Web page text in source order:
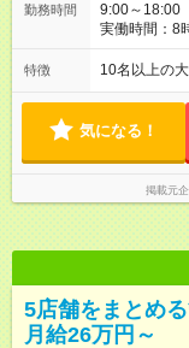
勤務時間
9:00～18:00
実働時間：8
特徴 10名以上の
気になる！
掲載元
5店舗をまとめ
月給26万円～